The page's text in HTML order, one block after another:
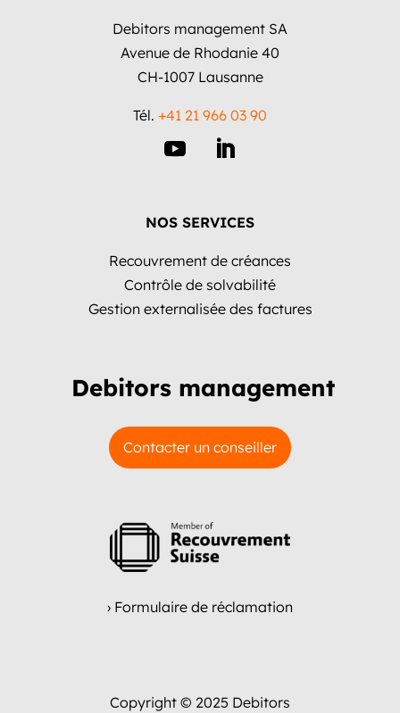
Debitors management SA
Avenue de Rhodanie 40
CH-1007 Lausanne
Tél. +41 21 966 03 90
NOS SERVICES
Recouvrement de créances
Contrôle de solvabilité
Gestion externalisée des factures
Debitors management
Contacter un conseiller
› Formulaire de réclamation
Copyright © 2025 Debitors